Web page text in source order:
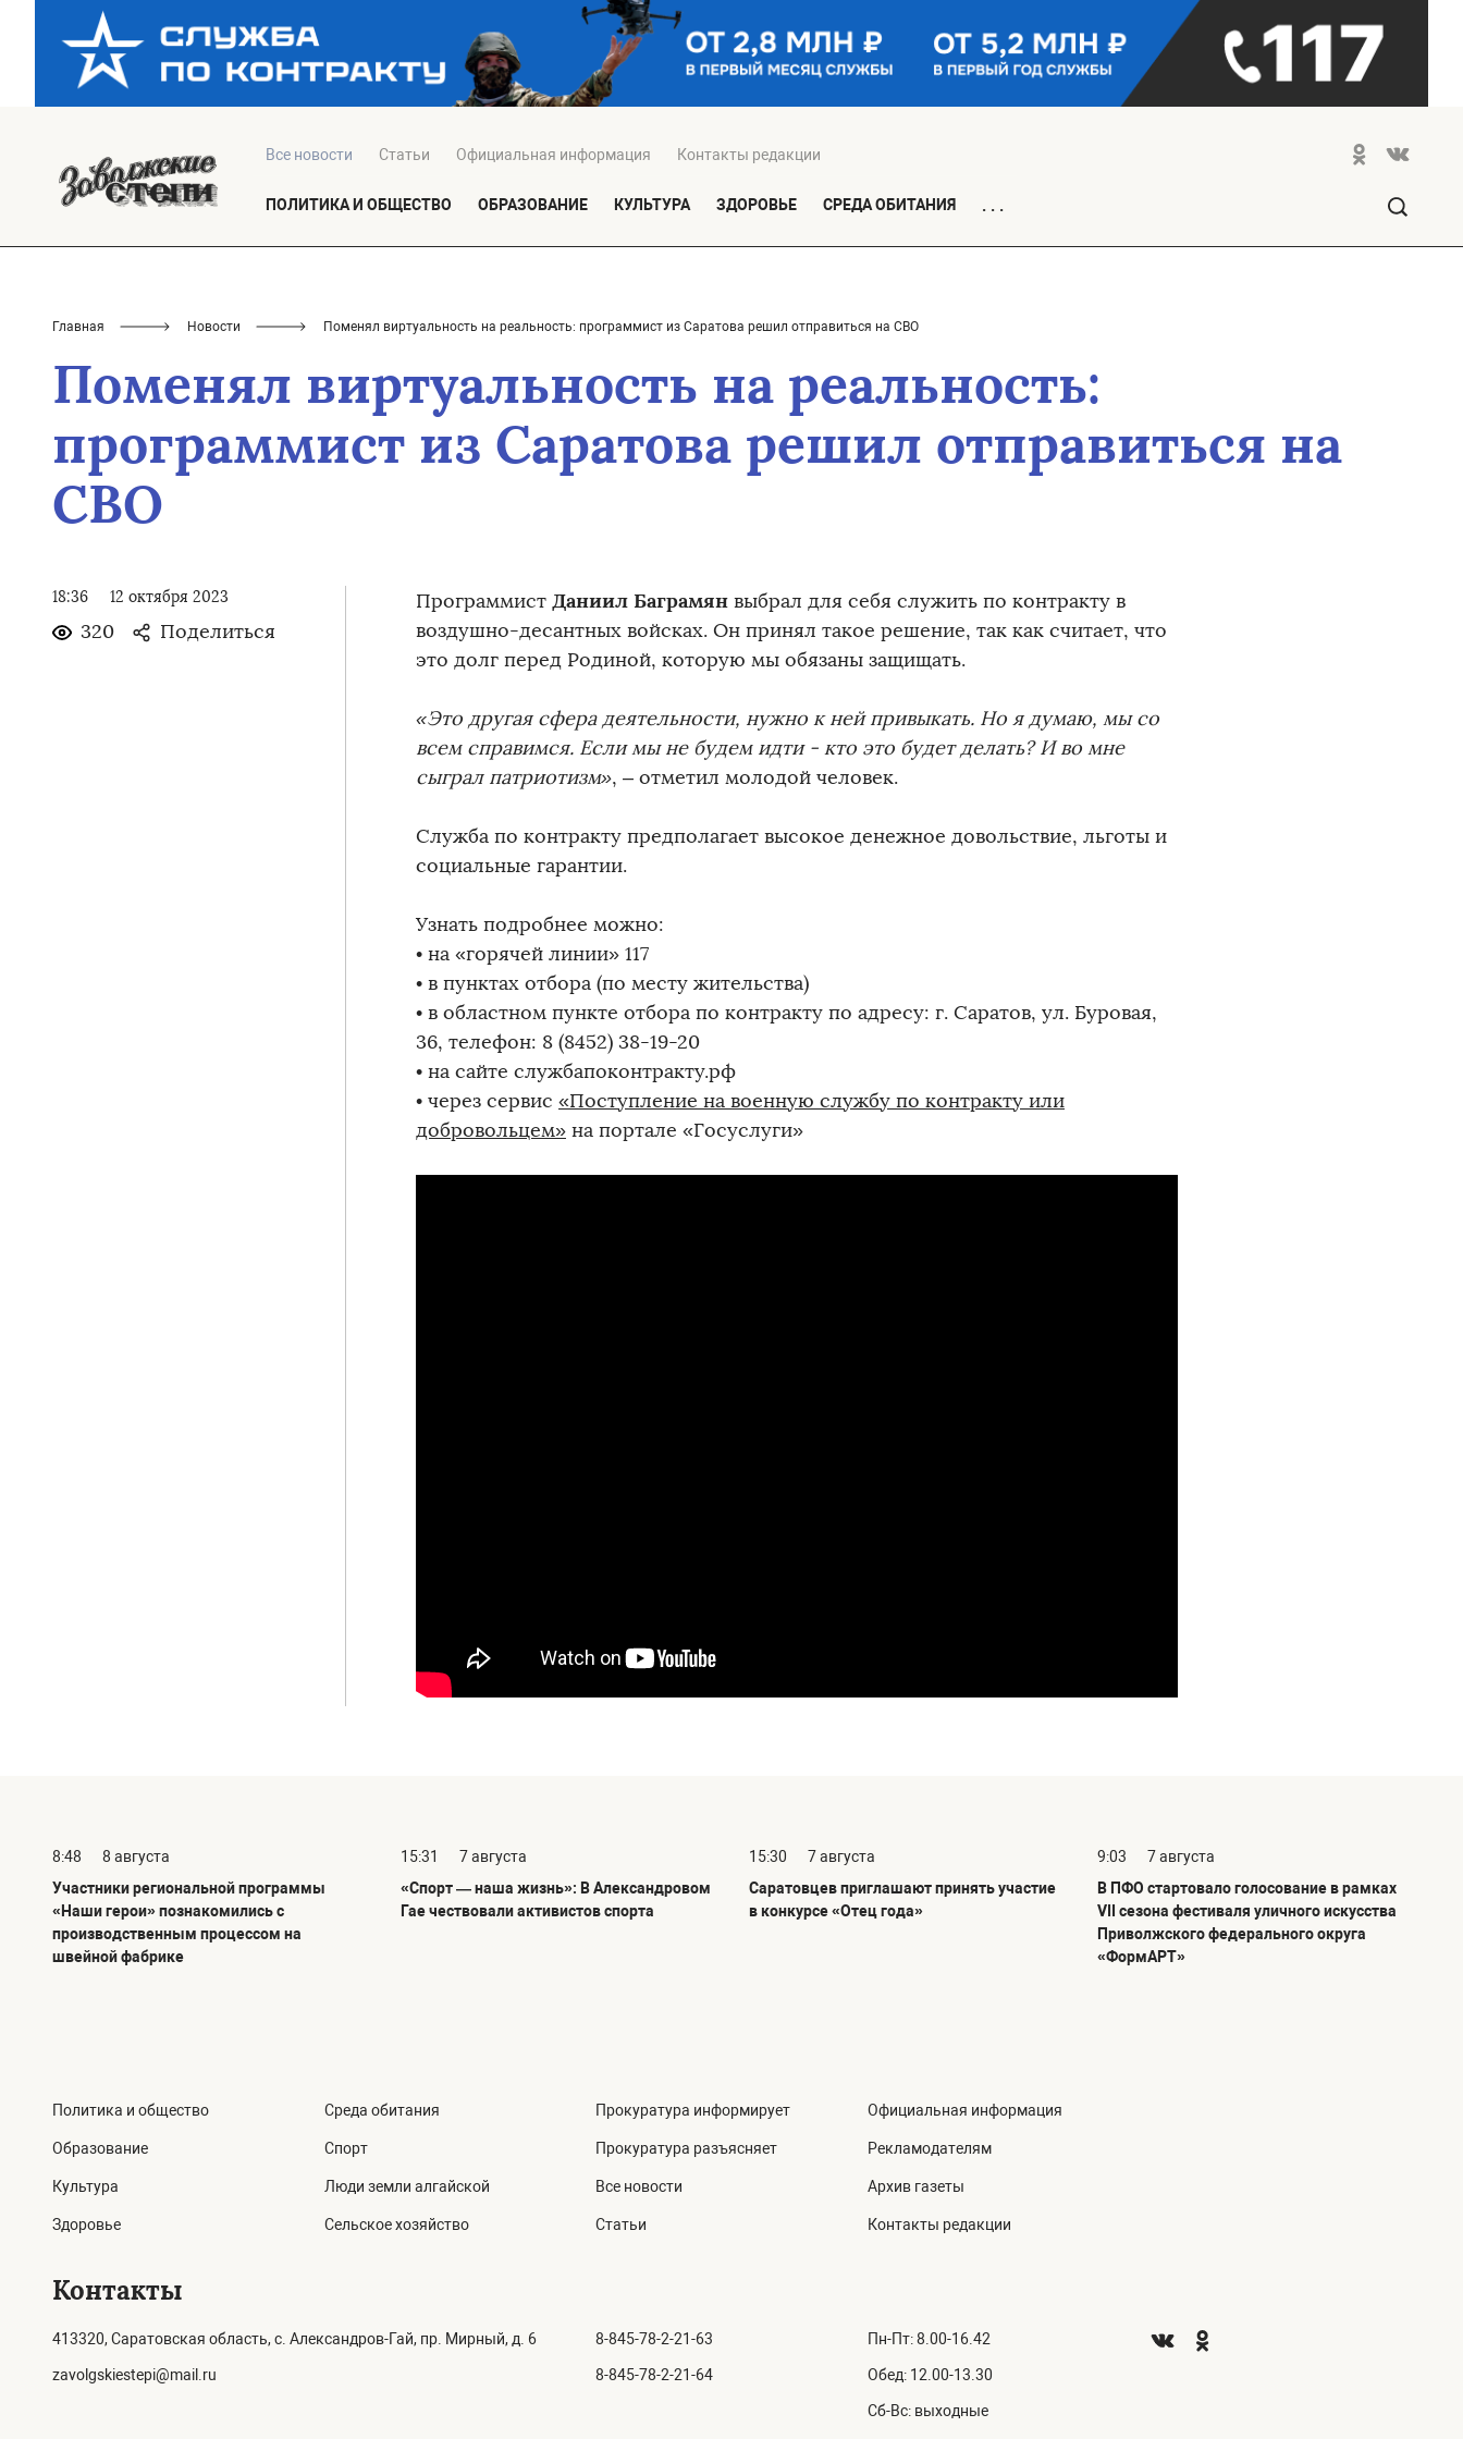
Все новости Статьи Официальная информация Контакты редакции
ПОЛИТИКА И ОБЩЕСТВО ОБРАЗОВАНИЕ КУЛЬТУРА ЗДОРОВЬЕ СРЕДА ОБИТАНИЯ . . .
Главная Новости Поменял виртуальность на реальность: программист из Саратова решил отправиться на СВО
Поменял виртуальность на реальность:
программист из Саратова решил отправиться на
СВО
18:36 12 октября 2023
320 Поделиться
Программист Даниил Баграмян выбрал для себя служить по контракту в
воздушно-десантных войсках. Он принял такое решение, так как считает, что
это долг перед Родиной, которую мы обязаны защищать.
«Это другая сфера деятельности, нужно к ней привыкать. Но я думаю, мы со
всем справимся. Если мы не будем идти - кто это будет делать? И во мне
сыграл патриотизм», – отметил молодой человек.
Служба по контракту предполагает высокое денежное довольствие, льготы и
социальные гарантии.
Узнать подробнее можно:
• на «горячей линии» 117
• в пунктах отбора (по месту жительства)
• в областном пункте отбора по контракту по адресу: г. Саратов, ул. Буровая,
36, телефон: 8 (8452) 38-19-20
• на сайте службапоконтракту.рф
• через сервис «Поступление на военную службу по контракту или
добровольцем» на портале «Госуслуги»
8:48
8 августа
Участники региональной программы
«Наши герои» познакомились с
производственным процессом на
швейной фабрике
15:31
7 августа
«Спорт — наша жизнь»: В Александровом
Гае чествовали активистов спорта
15:30
7 августа
Саратовцев приглашают принять участие
в конкурсе «Отец года»
9:03
7 августа
В ПФО стартовало голосование в рамках
VII сезона фестиваля уличного искусства
Приволжского федерального округа
«ФормАРТ»
Политика и общество
Образование
Культура
Здоровье
Среда обитания
Спорт
Люди земли алгайской
Сельское хозяйство
Прокуратура информирует
Прокуратура разъясняет
Все новости
Статьи
Официальная информация
Рекламодателям
Архив газеты
Контакты редакции
Контакты
413320, Саратовская область, с. Александров-Гай, пр. Мирный, д. 6
zavolgskiestepi@mail.ru
8-845-78-2-21-63
8-845-78-2-21-64
Пн-Пт: 8.00-16.42
Обед: 12.00-13.30
Сб-Вс: выходные